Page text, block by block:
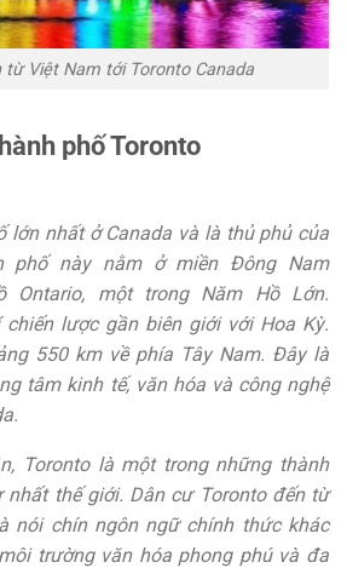
từ Việt Nam tới Toronto Canada
phố Toronto
lớn nhất ở Canada và là thủ phủ của
phố này nằm ở miền Đông Nam
Ontario, một trong Năm Hồ Lớn.
lược gần biên giới với Hoa Kỳ.
550 km về phía Tây Nam. Đây là
tâm kinh tế, văn hóa và công nghệ
Toronto là một trong những thành
nhất thế giới. Dân cư Toronto đến từ
nói chín ngôn ngữ chính thức khác
trường văn hóa phong phú và đa